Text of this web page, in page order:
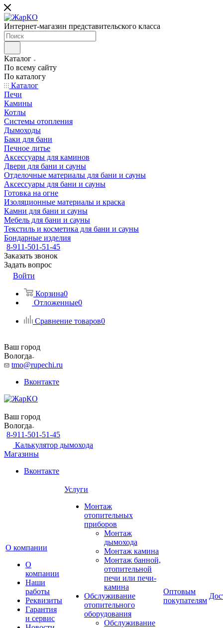
Интернет-магазин представительского класса
Каталог
По всему сайту
По каталогу
Каталог
Печи
Камины
Котлы
Системы отопления
Дымоходы
Баки для бани
Печное литье
Аксессуары для каминов
Двери для бани и сауны
Отделочные материалы для бани и сауны
Аксессуары для бани и сауны
Готовка на огне
Изоляционные материалы и краска
Камни для бани и сауны
Мебель для бани и сауны
Текстиль и косметика для бани и сауны
Бондарные изделия
8-911-501-51-45
Заказать звонок
Задать вопрос
Войти
Корзина0
Отложенные0
Сравнение товаров0
Ваш город
Вологда
tmo@rupechi.ru
Вконтакте
Ваш город
Вологда
8-911-501-51-45
Калькулятор дымохода
Магазины
Вконтакте
О компании
О
компании
Наши
работы
Реквизиты
Гарантия
и сервис
Услуги
Монтаж
отопительных
приборов
Монтаж
дымохода
Монтаж камина
Монтаж банной,
отопительной
печи или печи-
камина
Обслуживание
отопительного
оборудования
Обслуживание
Оптовым
покупателям